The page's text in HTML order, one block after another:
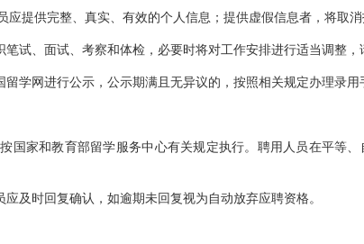
提供完整、真实、有效的个人信息；提供虚假信息者，将取
、面试、考察和体检，必要时将对工作安排进行适当调整，
网进行公示，公示期满且无异议的，按照相关规定办理录用
家和教育部留学服务中心有关规定执行。聘用人员在平等
时回复确认，如逾期未回复视为自动放弃应聘资格。